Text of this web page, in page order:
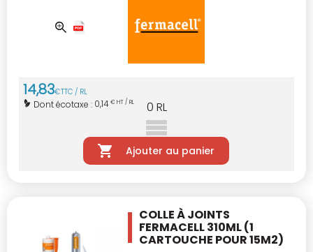
14,83€TTC / RL
Dont écotaxe : 0,14€ HT / RL 0 RL
Ajouter au panier
COLLE À JOINTS
FERMACELL 310ML(1
CARTOUCHE POUR 15M2)